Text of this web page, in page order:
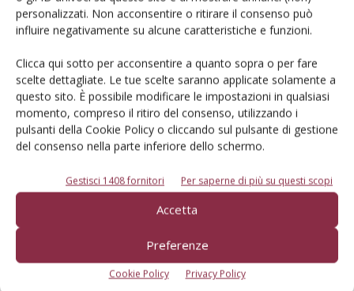
personalizzati. Non acconsentire o ritirare il consenso può
influire negativamente su alcune caratteristiche e funzioni.
Clicca qui sotto per acconsentire a quanto sopra o per fare
scelte dettagliate. Le tue scelte saranno applicate solamente a
questo sito. È possibile modificare le impostazioni in qualsiasi
momento, compreso il ritiro del consenso, utilizzando i
pulsanti della Cookie Policy o cliccando sul pulsante di gestione
del consenso nella parte inferiore dello schermo.
Gestisci 1408 fornitori Per saperne di più su questi scopi
Accetta
Preferenze
Cookie Policy Privacy Policy
anche il ritorno, dopo anni di assenza dal mercato, del
coltivatore a denti Turbo, nelle versioni da 6,5 e 8 m, in
Rivoluzione in Gallignani
L'ultima novità, presentata direttamente a Castiglione delle
Stiviere, è la gamma di rotopresse a camera fissa che esce
dallo stabilimento Gallignani. Prima di parlare di questo,
tuttavia, concentriamoci sulle macchine. Che si chiamano GF
(200 e 300) oppure RF 4000, a seconda che siano
marchiate con i colori di Gallignani o Vicon. Al di là del nome,
però, le rotopresse sono identiche: quattro modelli (due
con diametro balla 1,25 m, due da 1,55 m) con infaldatore a